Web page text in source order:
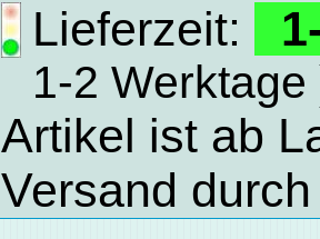
Lieferzeit:
1-2 Werktage
Artikel ist ab
Versand